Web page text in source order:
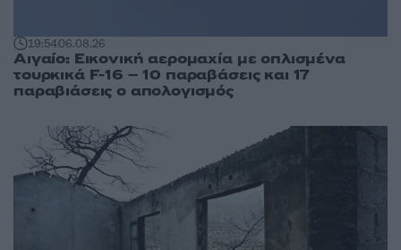
19:5406.08.26
Αιγαίο: Εικονική αερομαχία με οπλισμένα
τουρκικά F-16 – 10 παραβάσεις και 17
παραβιάσεις ο απολογισμός